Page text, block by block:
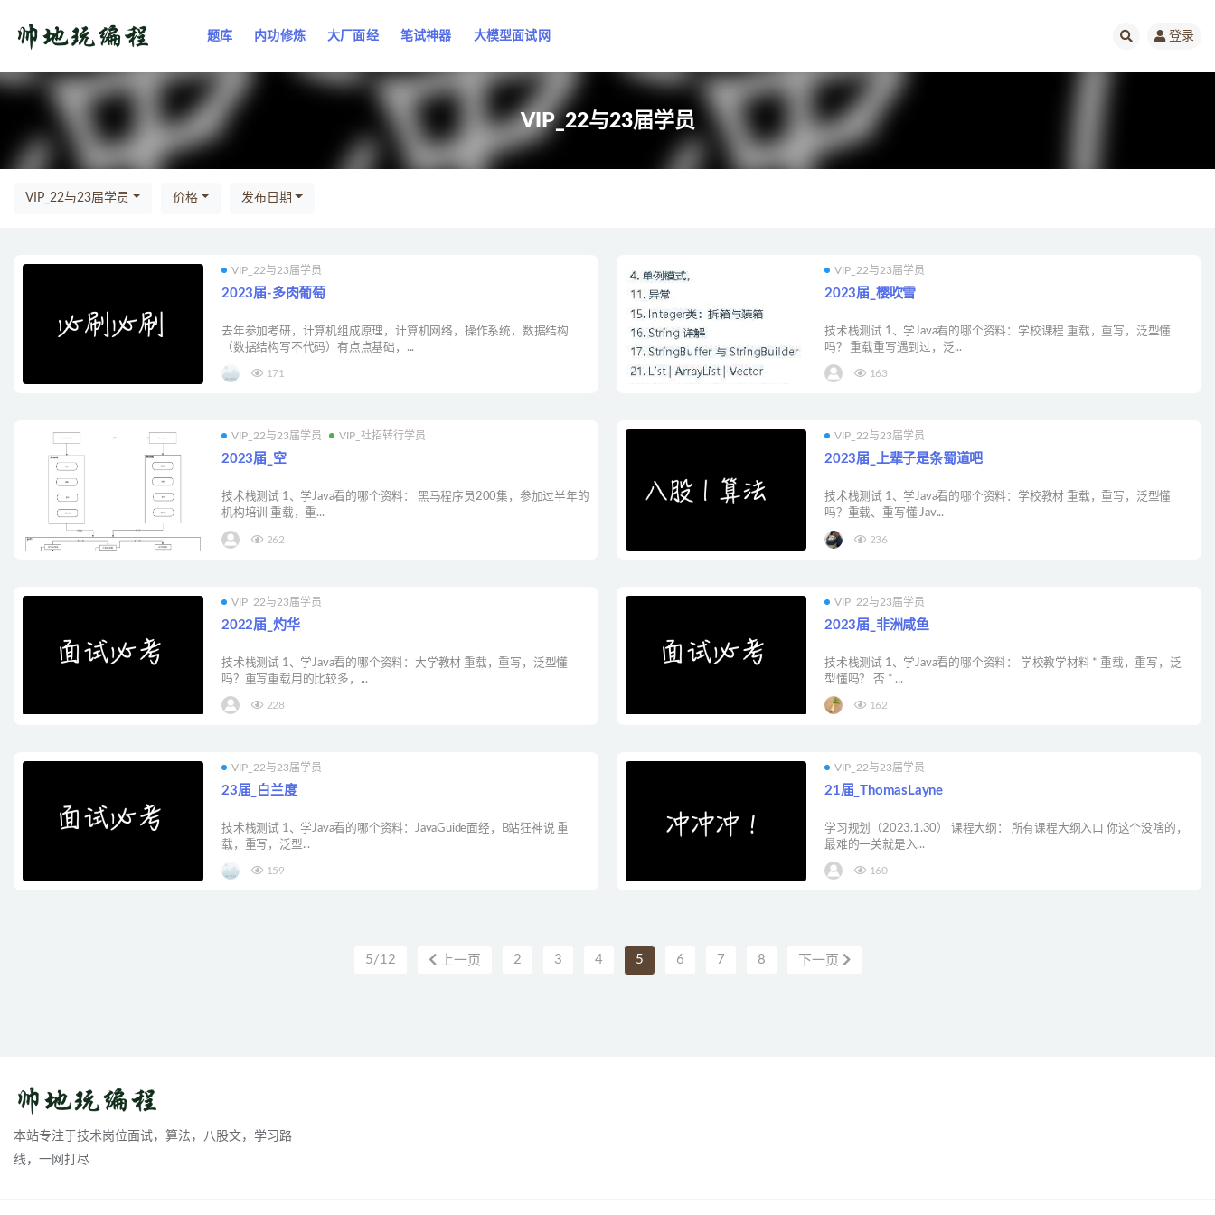
题库 内功修炼 大厂面经 笔试神器 大模型面试网 登录
VIP_22与23届学员
VIP_22与23届学员 价格 发布日期
VIP_22与23届学员
2023届-多肉葡萄
去年参加考研，计算机组成原理，计算机网络，操作系统，数据结构
（数据结构写不代码）有点点基础，...
171
VIP_22与23届学员
2023届_樱吹雪
技术栈测试 1、学Java看的哪个资料：学校课程 重载，重写，泛型懂
吗？ 重载重写遇到过，泛...
163
VIP_22与23届学员 VIP_社招转行学员
2023届_空
技术栈测试 1、学Java看的哪个资料： 黑马程序员200集，参加过半年的
机构培训 重载，重...
262
VIP_22与23届学员
2023届_上辈子是条蜀道吧
技术栈测试 1、学Java看的哪个资料：学校教材 重载，重写，泛型懂
吗？重载、重写懂 Jav...
236
VIP_22与23届学员
2022届_灼华
技术栈测试 1、学Java看的哪个资料：大学教材 重载，重写，泛型懂
吗？重写重载用的比较多，...
228
VIP_22与23届学员
2023届_非洲咸鱼
技术栈测试 1、学Java看的哪个资料： 学校教学材料 * 重载，重写，泛
型懂吗？ 否 * ...
162
VIP_22与23届学员
23届_白兰度
技术栈测试 1、学Java看的哪个资料：JavaGuide面经，B站狂神说 重
载，重写，泛型...
159
VIP_22与23届学员
21届_ThomasLayne
学习规划（2023.1.30） 课程大纲： 所有课程大纲入口 你这个没啥的，
最难的一关就是入...
160
5/12 上一页 2 3 4 5 6 7 8 下一页
本站专注于技术岗位面试，算法，八股文，学习路
线，一网打尽